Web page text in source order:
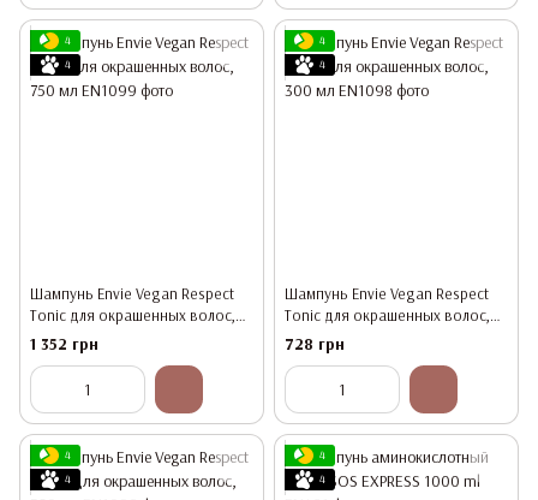
4
4
Шампунь Envie Vegan Respect
Tonic для окрашенных волос,
750 мл
1 352 грн
4
4
Шампунь Envie Vegan Respect
Tonic для окрашенных волос,
300 мл
728 грн
4
4
4
4